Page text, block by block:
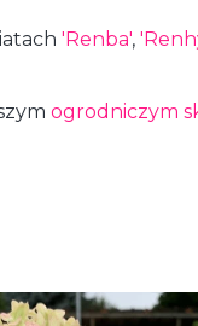
'Renba',
ogrodniczym